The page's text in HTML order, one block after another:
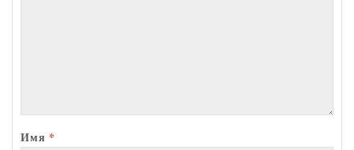
Имя *